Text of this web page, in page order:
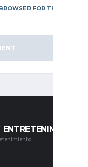
FOR THE